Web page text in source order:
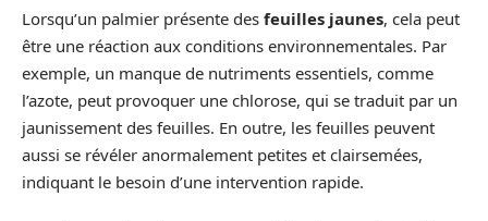
Lorsqu’un palmier présente des feuilles jaunes, cela peut
être une réaction aux conditions environnementales. Par
exemple, un manque de nutriments essentiels, comme
l’azote, peut provoquer une chlorose, qui se traduit par un
jaunissement des feuilles. En outre, les feuilles peuvent
aussi se révéler anormalement petites et clairsemées,
indiquant le besoin d’une intervention rapide.